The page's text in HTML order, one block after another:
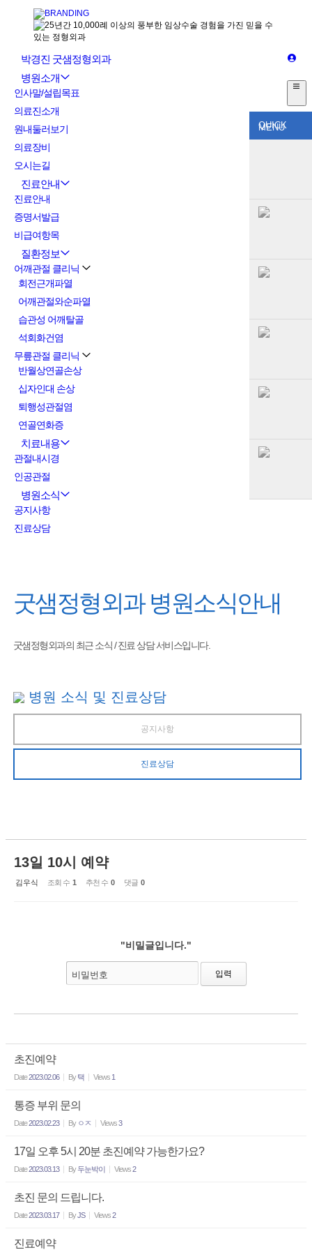
QUICK
MENU
박경진 굿샘정형외과
병원소개
인사말/설립목표
의료진소개
원내둘러보기
의료장비
오시는길
진료안내
진료안내
증명서발급
비급여항목
질환정보
어깨관절 클리닉
회전근개파열
어깨관절와순파열
습관성 어깨탈골
석회화건염
무릎관절 클리닉
반월상연골손상
십자인대 손상
퇴행성관절염
연골연화증
치료내용
관절내시경
인공관절
병원소식
공지사항
진료상담
굿샘정형외과병원소식안내
굿샘정형외과의 최근 소식 / 진료 상담 서비스입니다.
병원 소식 및 진료상담
공지사항
진료상담
13일 10시 예약
김우식 조회 수 1 추천 수 0 댓글 0
"비밀글입니다."
비밀번호
초진예약
Date2023.02.06 By 택 Views 1
통증 부위 문의
Date2023.02.23 By ㅇㅈ Views3
17일 오후 5시 20분 초진예약 가능한가요?
Date2023.03.13 By 두눈박이 Views2
초진 문의 드립니다.
Date2023.03.17 ByJS Views2
진료예약